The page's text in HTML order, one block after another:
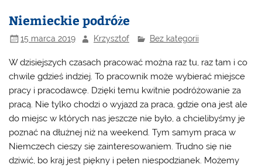
Niemieckie podróże
15 marca 2019 Krzysztof Bez kategorii
W dzisiejszych czasach pracować można raz tu, raz tam i co
chwile gdzieś indziej. To pracownik może wybierać miejsce
pracy i pracodawcę. Dzięki temu kwitnie podróżowanie za
pracą. Nie tylko chodzi o wyjazd za praca, gdzie ona jest ale
do miejsc w których nas jeszcze nie było, a chcielibyśmy je
poznać na dłużnej niż na weekend. Tym samym praca w
Niemczech cieszy się zainteresowaniem. Trudno się nie
dziwić, bo kraj jest piękny i pełen niespodzianek. Możemy